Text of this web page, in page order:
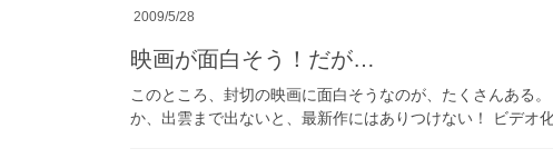
2009/5/28
映画が面白そう！だが…
このところ、封切の映画に面白そうなのが、たくさんある
か、出雲まで出ないと、最新作にはありつけない！ ビデオ